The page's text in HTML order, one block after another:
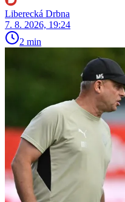
Liberecká Drbna
7. 8. 2026, 19:24
2 min